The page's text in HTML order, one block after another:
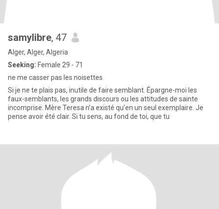
samylibre, 47
Alger, Alger, Algeria
Seeking: Female 29 - 71
ne me casser pas les noisettes
Si je ne te plais pas, inutile de faire semblant. Épargne-moi les
faux-semblants, les grands discours ou les attitudes de sainte
incomprise. Mère Teresa n’a existé qu’en un seul exemplaire. Je
pense avoir été clair. Si tu sens, au fond de toi, que tu